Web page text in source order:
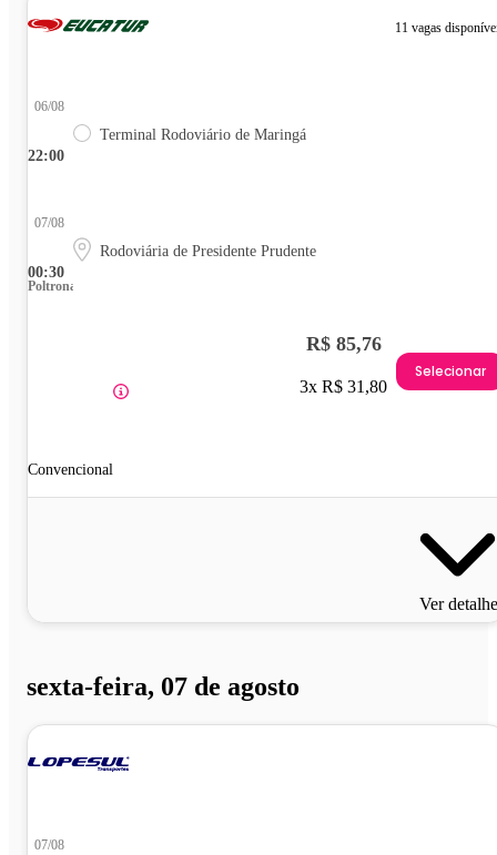
11 vagas
22:00
06/08
Terminal Rodoviário de Maringá
00:30
07/08
Rodoviária de Presidente Prudente
Poltrona
Convencional
R$ 85,76
3x R$ 31,80
Selecionar
Ver
sexta-feira, 07 de agosto
07/08